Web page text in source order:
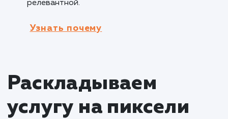
Образовательные платформы
может способствовать активному обмену
интерактивную обучающую среду.
Кому не подходит данный